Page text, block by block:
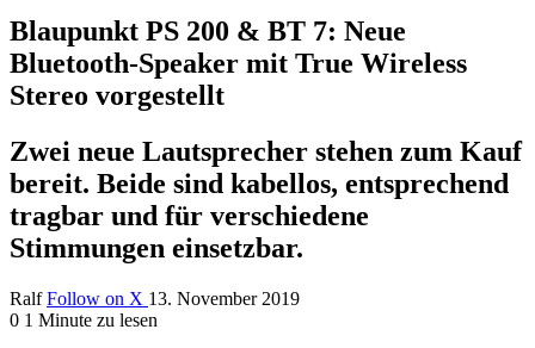
Blaupunkt PS 200 & BT 7: Neue
Bluetooth-Speaker mit True Wireless
Stereo vorgestellt
Zwei neue Lautsprecher stehen zum Kauf
bereit. Beide sind kabellos, entsprechend
tragbar und für verschiedene
Stimmungen einsetzbar.
Ralf Follow on X 13. November 2019
0 1 Minute zu lesen